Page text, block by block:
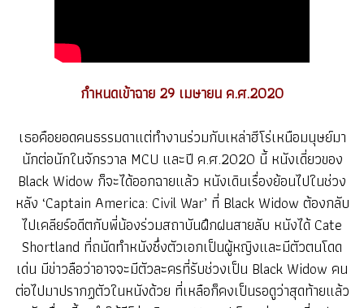
กำหนดเข้าฉาย 29 เมษายน ค.ศ.2020
เธอคือยอดคนธรรมดาแต่ทำงานร่วมกับเหล่าฮีโร่เหนือมนุษย์มา
นักต่อนักในจักรวาล MCU และปี ค.ศ.2020 นี้ หนังเดี่ยวของ
Black Widow ก็จะได้ออกฉายแล้ว หนังเดินเรื่องย้อนไปในช่วง
หลัง ‘Captain America: Civil War’ ที่ Black Widow ต้องกลับ
ไปเคลียร์อดีตกับพี่น้องร่วมสถาบันฝึกฝนสายลับ หนังได้ Cate
Shortland ที่ถนัดทำหนังซึ่งตัวเอกเป็นผู้หญิงและมีตัวตนโดด
เด่น มีข่าวลือว่าอาจจะมีตัวละครที่รับช่วงเป็น Black Widow คน
ต่อไปมาปรากฏตัวในหนังด้วย ที่เหลือก็คงเป็นรอดูว่าสุดท้ายแล้ว